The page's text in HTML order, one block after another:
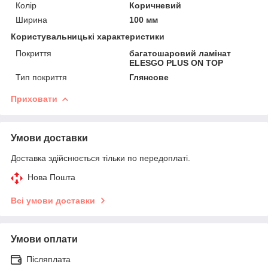
Колір
Коричневий
Ширина
100 мм
Користувальницькі характеристики
Покриття
багатошаровий ламінат
ELESGO PLUS ON TOP
Тип покриття
Глянсове
Приховати
Умови доставки
Доставка здійснюється тільки по передоплаті.
Нова Пошта
Всі умови доставки
Умови оплати
Післяплата